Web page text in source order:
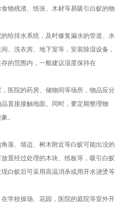
物残渣、纸张、木材等易吸引白蚁的物
给排水系统，及时修复漏水的管道、水
、洗衣房、地下室等，安装除湿设备，
的范围内，一般建议湿度保持在
医院的药房、储物间等场所，物品应分
直接接触地面。同时，要定期整理物
。
落、墙边、树木附近等白蚁可能出没的
置经过处理的木块、纸板等，吸引白蚁
白蚁后可采用高温消杀或用开水浇烫等
学校操场、花园，医院的庭院等室外开